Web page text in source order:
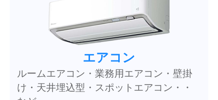
エアコン
ルームエアコン・業務用エアコン・壁掛
け・天井埋込型・スポットエアコン・・